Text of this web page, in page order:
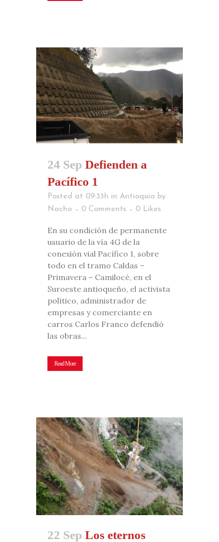
24 Sep Defienden a
Pacífico 1
Posted at 09:33h in Antioquia by
Nacho
0 Comments 0 Likes
En su condición de permanente
usuario de la vía 4G de la
conexión vial Pacífico 1, sobre
todo en el tramo Caldas –
Primavera – Camilocé, en el
Suroeste antioqueño, el activista
político, administrador de
empresas y comerciante en
carros Carlos Franco defendió
las obras...
Read More
22 Sep Los eternos